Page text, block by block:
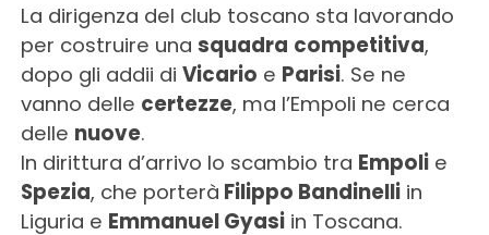
La dirigenza del club toscano sta lavorando
per costruire una squadra competitiva,
dopo gli addii di Vicario e Parisi. Se ne
vanno delle certezze, ma l’Empoli ne cerca
delle nuove.
In dirittura d’arrivo lo scambio tra Empolie
Spezia, che porterà Filippo Bandinelliin
Liguria e Emmanuel Gyasiin Toscana.